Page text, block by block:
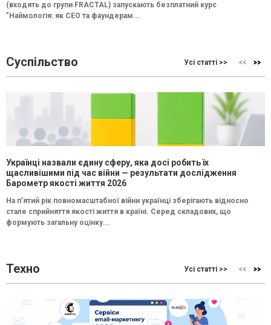
(входять до групи FRACTAL) запускають безплатний курс
"Наймологія: як СEO та фаундерам...
Суспільство Усі статті >>
Українці назвали єдину сферу, яка досі робить їх
щасливішими під час війни — результати дослідження
Барометр якості життя 2026
На п’ятий рік повномасштабної війни українці зберігають відносно
стале сприйняття якості життя в країні. Серед складових, що
формують загальну оцінку...
Техно Усі статті >>